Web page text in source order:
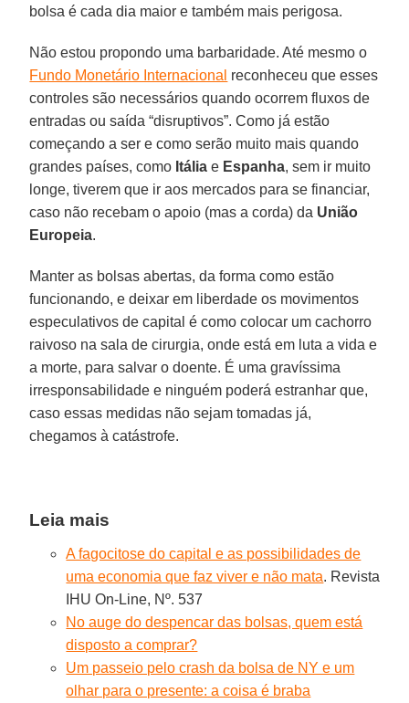
bolsa é cada dia maior e também mais perigosa.
Não estou propondo uma barbaridade. Até mesmo o
Fundo Monetário Internacional reconheceu que esses
controles são necessários quando ocorrem fluxos de
entradas ou saída “disruptivos”. Como já estão
começando a ser e como serão muito mais quando
grandes países, como Itália e Espanha, sem ir muito
longe, tiverem que ir aos mercados para se financiar,
caso não recebam o apoio (mas a corda) da União
Europeia.
Manter as bolsas abertas, da forma como estão
funcionando, e deixar em liberdade os movimentos
especulativos de capital é como colocar um cachorro
raivoso na sala de cirurgia, onde está em luta a vida e
a morte, para salvar o doente. É uma gravíssima
irresponsabilidade e ninguém poderá estranhar que,
caso essas medidas não sejam tomadas já,
chegamos à catástrofe.
Leia mais
A fagocitose do capital e as possibilidades de
uma economia que faz viver e não mata. Revista
IHU On-Line, Nº. 537
No auge do despencar das bolsas, quem está
disposto a comprar?
Um passeio pelo crash da bolsa de NY e um
olhar para o presente: a coisa é braba